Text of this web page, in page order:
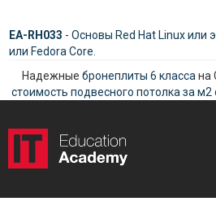
EA-RH033 - Основы Red Hat Linux или
или Fedora Core.
Надежные бронеплиты 6 класса на
стоимость подвесного потолка за м2